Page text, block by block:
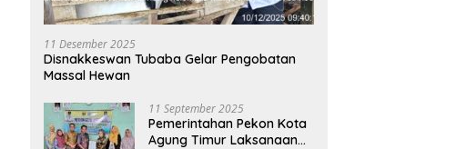
11 Desember 2025
Disnakkeswan Tubaba Gelar Pengobatan
Massal Hewan
11 September 2025
Pemerintahan Pekon Kota
Agung Timur Laksanaan